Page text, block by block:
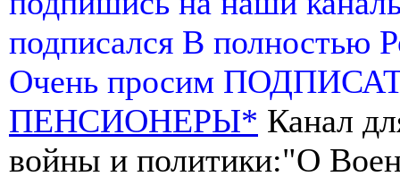
подписался В полностью
Очень просим
ПЕНСИОНЕРЫ* Канал
войны и политики:"О